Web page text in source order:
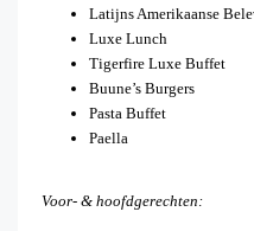
Latijns Amerikaanse
Luxe Lunch
Tigerfire Luxe Buffet
Buune’s Burgers
Pasta Buffet
Paella
Voor- & hoofdgerechten: